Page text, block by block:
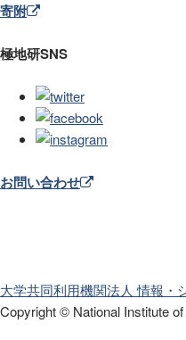
寄附
極地研SNS
お問い合わせ
大学共同利用機関法人 情報・
Copyright © National Institute